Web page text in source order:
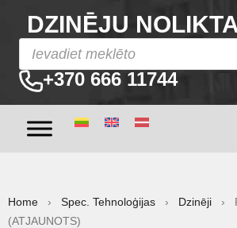
DZINĒJU
+370 666 11744
Home › Spec. Tehnoloģijas › Dzinēji ›
(ATJAUNOTS)